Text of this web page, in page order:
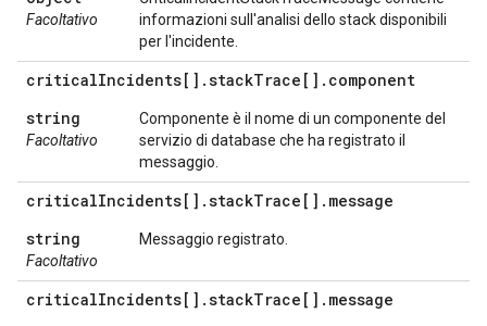
Facoltativo
informazioni sull'analisi dello stack disponibili
per l'incidente.
criticalIncidents[] .stackTrace[] . component
string
Facoltativo
Componente è il nome di un componente del
servizio di database che ha registrato il
messaggio.
criticalIncidents[] .stackTrace[] . message
string
Facoltativo
Messaggio registrato.
criticalIncidents[] .stackTrace[] . message